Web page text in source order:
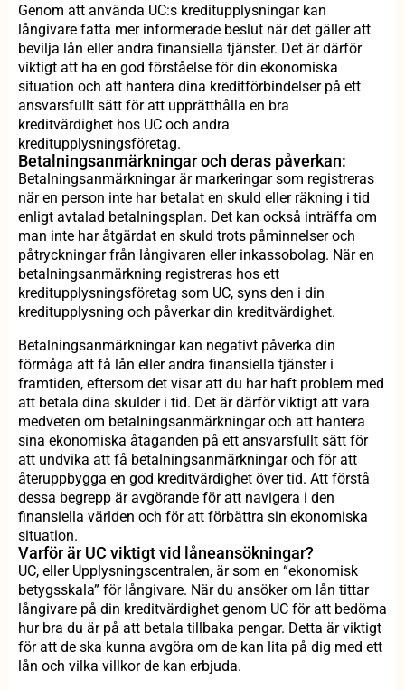
Genom att använda UC:s kreditupplysningar kan
långivare fatta mer informerade beslut när det gäller att
bevilja lån eller andra finansiella tjänster. Det är därför
viktigt att ha en god förståelse för din ekonomiska
situation och att hantera dina kreditförbindelser på ett
ansvarsfullt sätt för att upprätthålla en bra
kreditvärdighet hos UC och andra
kreditupplysningsföretag.
Betalningsanmärkningar och deras påverkan:
Betalningsanmärkningar är markeringar som registreras
när en person inte har betalat en skuld eller räkning i tid
enligt avtalad betalningsplan. Det kan också inträffa om
man inte har åtgärdat en skuld trots påminnelser och
påtryckningar från långivaren eller inkassobolag. När en
betalningsanmärkning registreras hos ett
kreditupplysningsföretag som UC, syns den i din
kreditupplysning och påverkar din kreditvärdighet.
Betalningsanmärkningar kan negativt påverka din
förmåga att få lån eller andra finansiella tjänster i
framtiden, eftersom det visar att du har haft problem med
att betala dina skulder i tid. Det är därför viktigt att vara
medveten om betalningsanmärkningar och att hantera
sina ekonomiska åtaganden på ett ansvarsfullt sätt för
att undvika att få betalningsanmärkningar och för att
återuppbygga en god kreditvärdighet över tid. Att förstå
dessa begrepp är avgörande för att navigera i den
finansiella världen och för att förbättra sin ekonomiska
situation.
Varför är UC viktigt vid låneansökningar?
UC, eller Upplysningscentralen, är som en “ekonomisk
betygsskala” för långivare. När du ansöker om lån tittar
långivare på din kreditvärdighet genom UC för att bedöma
hur bra du är på att betala tillbaka pengar. Detta är viktigt
för att de ska kunna avgöra om de kan lita på dig med ett
lån och vilka villkor de kan erbjuda.